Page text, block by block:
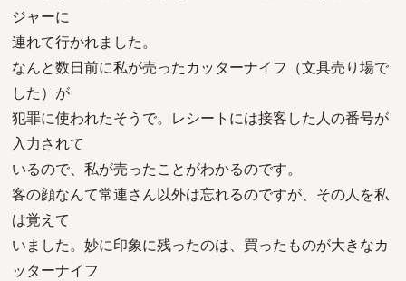
ジャーに
連れて行かれました。
なんと数日前に私が売ったカッターナイフ（文具売り場で
した）が
犯罪に使われたそうで。レシートには接客した人の番号が
入力されて
いるので、私が売ったことがわかるのです。
客の顔なんて常連さん以外は忘れるのですが、その人を私
は覚えて
いました。妙に印象に残ったのは、買ったものが大きなカ
ッターナイフ